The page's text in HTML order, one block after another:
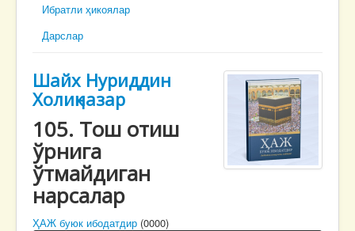
Ибратли ҳикоялар
Дарслар
Шайх Нуриддин
Холиқназар
105. Тош отиш
ўрнига
ўтмайдиган
нарсалар
ҲАЖ буюк ибодатдир (0000)